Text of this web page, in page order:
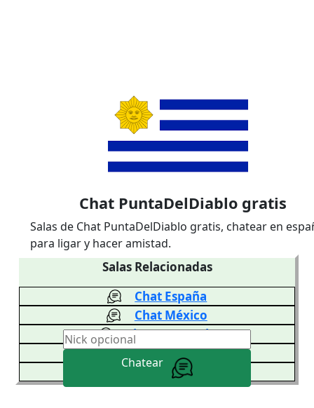
Salas Relacionadas
Chat España
Chat México
Chat Venezuela
Chat Colombia
Chat Argentina
Chat PuntaDelDiablo gratis
Salas de Chat PuntaDelDiablo gratis, chatear en
para ligar y hacer amistad.
Chatear